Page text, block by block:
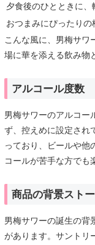
夕食後のひとときに、
おつまみにぴったりの
こんな風に、男梅サワ
場に華を添える飲み物
アルコール度数
男梅サワーのアルコー
ず、控えめに設定され
っており、ビールや他
コールが苦手な方でも
商品の背景スト
男梅サワーの誕生の背
があります。サントリ